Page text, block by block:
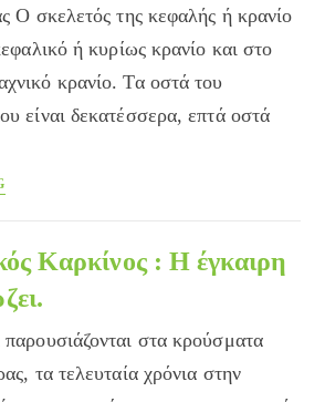
Ο σκελετός της κεφαλής ή κρανίο
ή κυρίως κρανίο και στο
κρανίο. Τα οστά του
είναι δεκατέσσερα, επτά οστά
–
σπλαχνικό
κρανίο
Καρκίνος : Η έγκαιρη
στα κρούσματα
τα τελευταία χρόνια στην